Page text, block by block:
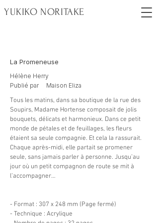
YUKIKO NORITAKE
La Promeneuse
Hélène Herry
Publié par Maison Eliza
Tous les matins, dans sa boutique de la rue des
Soupirs, Madame Hortense composait de jolis
bouquets, délicats et harmonieux. Dans ce petit
monde de pétales et de feuillages, les fleurs
étaient sa seule compagnie. Et cela la rassurait.
Chaque après-midi, elle partait se promener
seule, sans jamais parler à personne. Jusqu’au
jour où un petit compagnon de route se mit à
l’accompagner…
- Format : 307 x 248 mm (Page fermé)
- Technique : Acrylique